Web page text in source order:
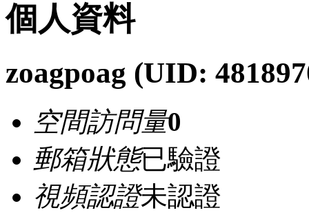
個人資料
zoagpoag (UID:
空間訪問量0
郵箱狀態已驗證
視頻認證未認證